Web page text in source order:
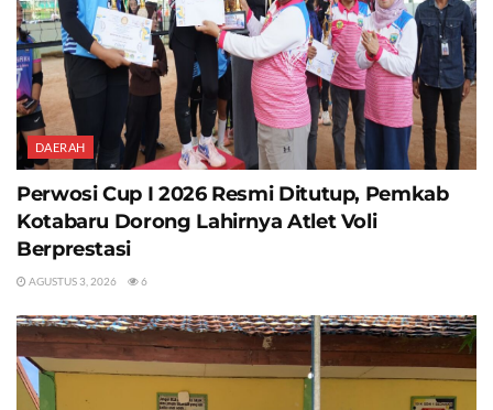
DAERAH
Perwosi Cup I 2026 Resmi Ditutup, Pemkab
Kotabaru Dorong Lahirnya Atlet Voli
Berprestasi
AGUSTUS 3, 2026 6